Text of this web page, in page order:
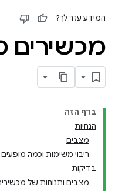
המידע עזר לך?
מכשירים
בדף הזה
הנחיות
מצבים
ריבוי משימות וכמה
בדיקות
מצבים ותנוחות של